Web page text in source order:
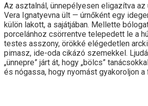
Az asztalnál, ünnepélyesen eligazítva az
Vera Ignatyevna ült — úrnőként egy
külön lakott, a sajátjában. Mellette
porcelánhoz csörrentve telepedett le a
testes asszony, örökké elégedetlen
pimasz, ide-oda cikázó szemekkel.
„ünnepre” járt át, hogy „bölcs”
és nógassa, hogy nyomást gyakoroljon a